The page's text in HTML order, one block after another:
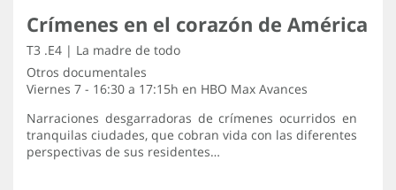
Crímenes en el corazón de América
T3 .E4 | La madre de todo
Otros documentales
Viernes 7 - 16:30 a 17:15h en HBO Max Avances
Narraciones desgarradoras de crímenes ocurridos en
tranquilas ciudades, que cobran vida con las diferentes
perspectivas de sus residentes…